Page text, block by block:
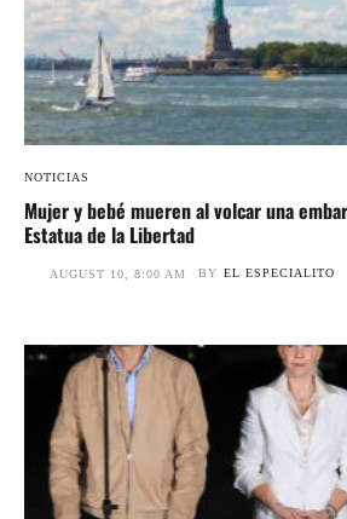
NOTICIAS
Mujer y bebé mueren al volcar una
Estatua de la Libertad
AUGUST 10, 8:00 AM BY EL ESPECIALITO